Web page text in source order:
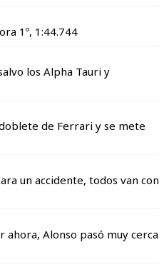
1º, 1:44.744
los Alpha Tauri y
de Ferrari y se mete
un accidente, todos van con
Alonso pasó muy cerca